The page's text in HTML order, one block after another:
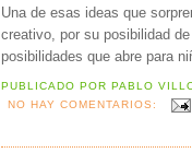
Una de esas ideas que
creativo, por su posibilidad
posibilidades que abre para
PUBLICADO PORPABLO
NO HAY COMENTARIOS: